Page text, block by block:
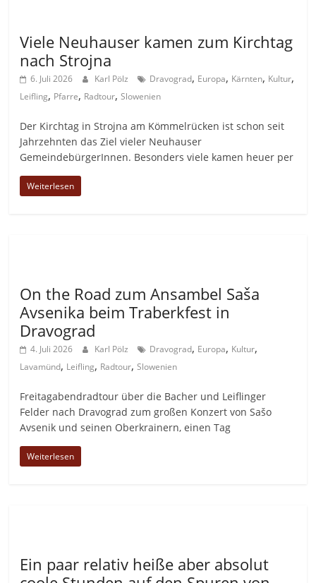
Viele Neuhauser kamen zum Kirchtag
nach Strojna
6. Juli 2026 Karl Pölz Dravograd, Europa, Kärnten, Kultur,
Leifling, Pfarre, Radtour,Slowenien
Der Kirchtag in Strojna am Kömmelrücken ist schon seit
Jahrzehnten das Ziel vieler Neuhauser
GemeindebürgerInnen. Besonders viele kamen heuer per
Weiterlesen
On the Road zum Ansambel Saša
Avsenika beim Traberkfest in
Dravograd
4. Juli 2026 Karl Pölz Dravograd, Europa, Kultur,
Lavamünd, Leifling, Radtour,Slowenien
Freitagabendradtour über die Bacher und Leiflinger
Felder nach Dravograd zum großen Konzert von Sašo
Avsenik und seinen Oberkrainern, einen Tag
Weiterlesen
Ein paar relativ heiße aber absolut